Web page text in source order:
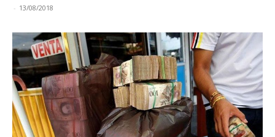
- 13/08/2018